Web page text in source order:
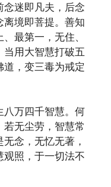
迷即凡夫，后念
境即菩提。善知
最第一，无住、
用大智慧打破五
，变三毒为戒定
八万四千智慧。何
无尘劳，智慧常
念，无忆无著，
照，于一切法不